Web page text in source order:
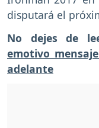
disputará el
No dejes de
emotivo
adelante